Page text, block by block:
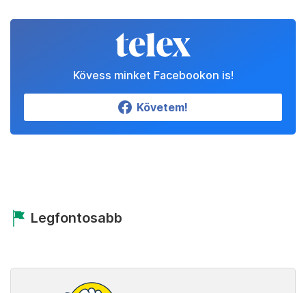
Kövess minket Facebookon is!
Követem!
Legfontosabb